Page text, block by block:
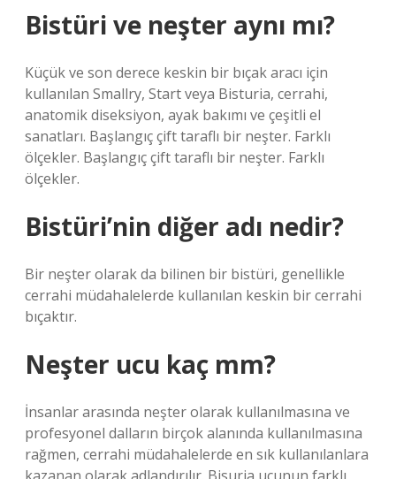
Bistüri ve neşter aynı mı?
Küçük ve son derece keskin bir bıçak aracı için
kullanılan Smallry, Start veya Bisturia, cerrahi,
anatomik diseksiyon, ayak bakımı ve çeşitli el
sanatları. Başlangıç ​​çift taraflı bir neşter. Farklı
ölçekler. Başlangıç ​​çift taraflı bir neşter. Farklı
ölçekler.
Bistüri’nin diğer adı nedir?
Bir neşter olarak da bilinen bir bistüri, genellikle
cerrahi müdahalelerde kullanılan keskin bir cerrahi
bıçaktır.
Neşter ucu kaç mm?
İnsanlar arasında neşter olarak kullanılmasına ve
profesyonel dalların birçok alanında kullanılmasına
rağmen, cerrahi müdahalelerde en sık kullanılanlara